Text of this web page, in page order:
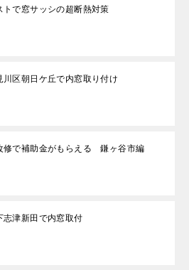
トで窓サッシの超断熱対策
川区朝日ケ丘で内窓取り付け
修で補助金がもらえる 鎌ヶ谷市編
志津新田で内窓取付